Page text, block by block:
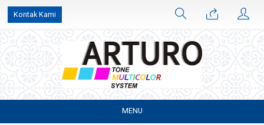
Kontak Kami
MENU